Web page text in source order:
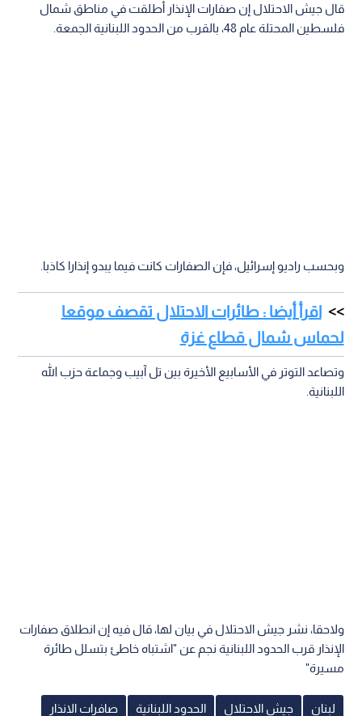
قال جيش الاحتلال إن صفارات الإنذار أطلقت في مناطق شمال
فلسطين المحتلة عام 48، بالقرب من الحدود اللبنانية الجمعة.
وبحسب راديو إسرائيل، فإن الصفارات كانت فيما يبدو إنذارا كاذبا.
اقرأ أيضا : طائرات الاحتلال تقصف موقعا
لحماس شمال قطاع غزة
وتصاعد التوتر في الأسابيع الأخيرة بين تل آبيب وجماعة حزب الله
اللبنانية.
ولاحقا، نشر جيش الاحتلال في بيان لها، قال فيه إن انطلاق صفارات
الإنذار قرب الحدود اللبنانية نجم عن "اشتباه خاطئ بتسلل طائرة
مسيرة"
لبنان جيش الاحتلال الحدود اللبنانية صافرات الانذار